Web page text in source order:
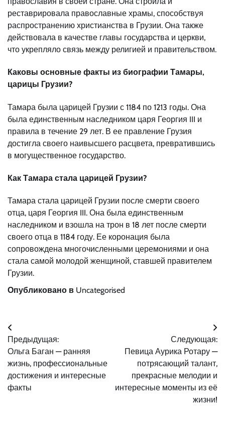
реставрировала православные храмы, способствуя
распространению христианства в Грузии. Она также
действовала в качестве главы государства и церкви,
что укрепляло связь между религией и правительством.
Каковы основные факты из биографии Тамары,
царицы Грузии?
Тамара была царицей Грузии с 1184 по 1213 годы. Она
была единственным наследником царя Георгия III и
правила в течение 29 лет. В ее правление Грузия
достигла своего наивысшего расцвета, превратившись
в могущественное государство.
Как Тамара стала царицей Грузии?
Тамара стала царицей Грузии после смерти своего
отца, царя Георгия III. Она была единственным
наследником и взошла на трон в 18 лет после смерти
своего отца в 1184 году. Ее коронация была
сопровождена многочисленными церемониями и она
стала самой молодой женщиной, ставшей правителем
Грузии.
Опубликовано в Uncategorised
Навигация
по
записям
Предыдущая:
Ольга Баган — ранняя
жизнь, профессиональные
достижения и интересные
факты
Следующая:
Певица Аурика Ротару —
потрясающий талант,
прекрасные мелодии и
интересные моменты из её
жизни!